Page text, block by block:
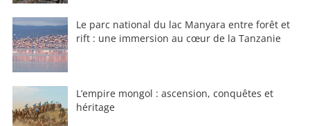
Le parc national du lac Manyara entre forêt et
rift : une immersion au cœur de la Tanzanie
L’empire mongol : ascension, conquêtes et
héritage